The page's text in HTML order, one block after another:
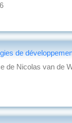
de
de Nicolas van de